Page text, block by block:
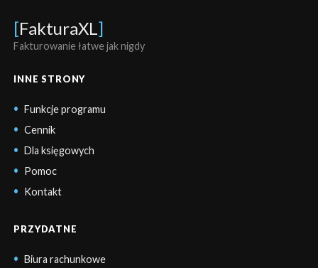
[FakturaXL ]
Fakturowanie łatwe jak nigdy
INNE STRONY
Funkcje programu
Cennik
Dla księgowych
Pomoc
Kontakt
PRZYDATNE
Biura rachunkowe